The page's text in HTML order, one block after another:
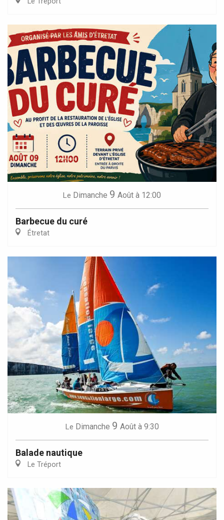
Le Dimanche 9 Août à 12:00
Barbecue du curé
Étretat
Le Dimanche 9 Août à 9:30
Balade nautique
Le Tréport